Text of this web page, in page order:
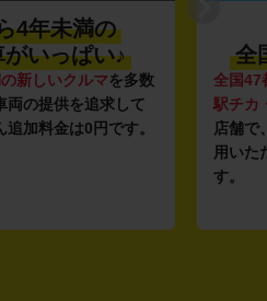
4年未満の
いっぱい♪
新しいクルマを多数
両の提供を追求して
加料金は0円です。
全
全国47
駅チカ
店舗で
用いた
す。